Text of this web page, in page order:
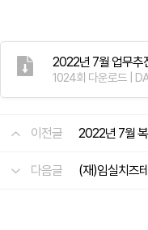
2022년 7월 업무추
1024회 다운로드 |
이전글 2022년 7월 복
다음글 (재)임실치즈